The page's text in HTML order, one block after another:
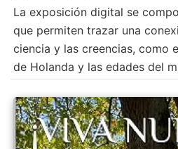
La exposición digital se
que permiten trazar una
ciencia y las creencias, como
de Holanda y las edades del